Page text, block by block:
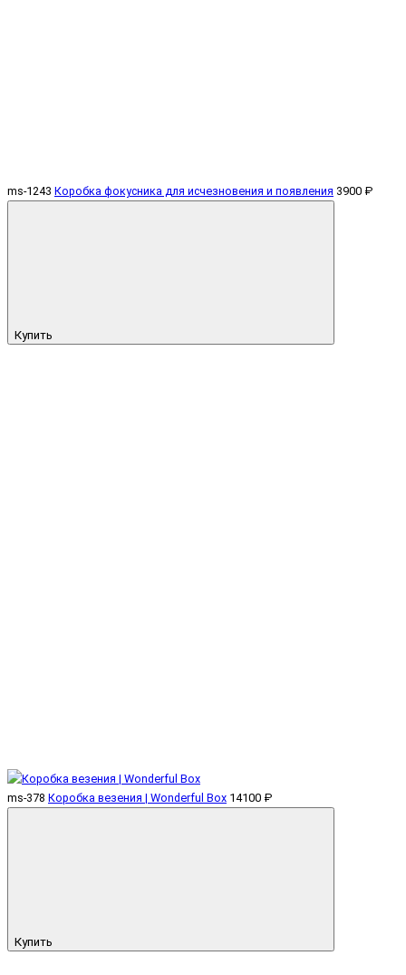
ms-1243 Коробка фокусника для исчезновения и появления 3900 ₽
Купить
ms-378 Коробка везения | Wonderful Box 14100 ₽
Купить